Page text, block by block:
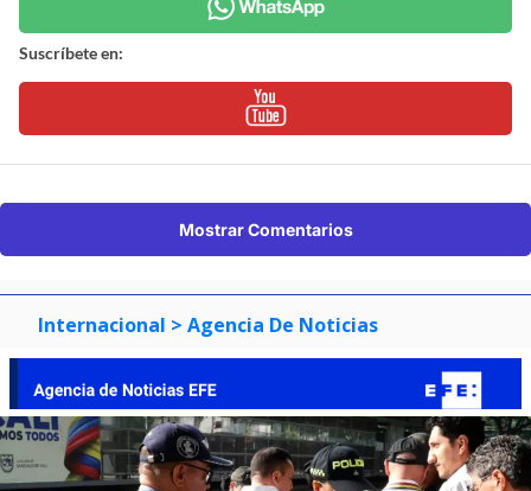
Suscríbete en:
Mostrar Comentarios
Internacional > Agencia De Noticias